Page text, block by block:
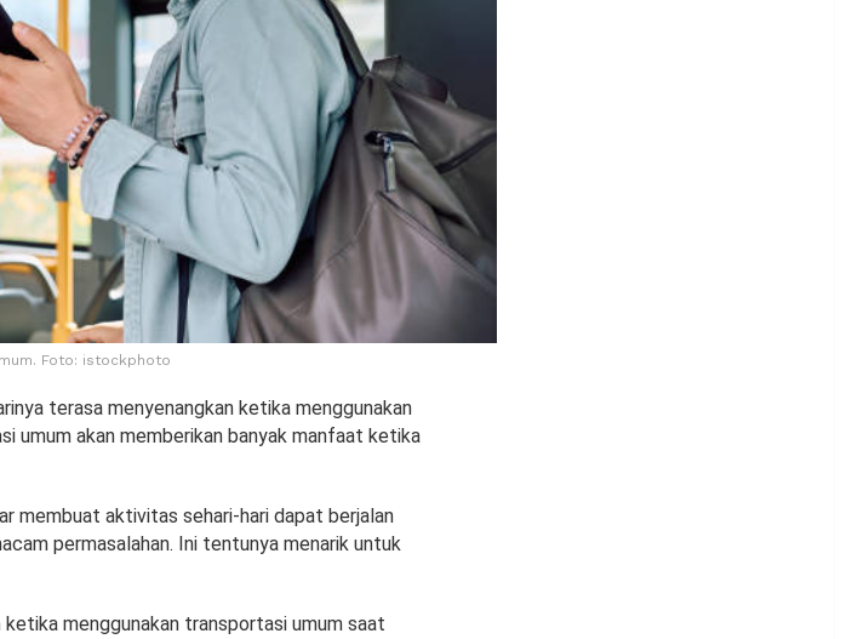
Foto: istockphoto
terasa menyenangkan ketika menggunakan
umum akan memberikan banyak manfaat ketika
membuat aktivitas sehari-hari dapat berjalan
permasalahan. Ini tentunya menarik untuk
menggunakan transportasi umum saat